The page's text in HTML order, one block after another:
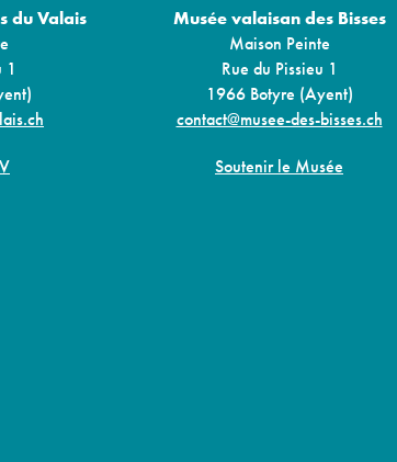
du Valais
1
Musée valaisan des Bisses
Maison Peinte
Rue du Pissieu 1
1966 Botyre (Ayent)
contact@musee-des-bisses.ch
Soutenir le Musée